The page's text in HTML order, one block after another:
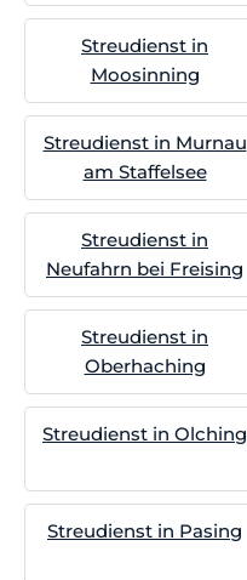
Streudienst in
Moosinning
Streudienst in Murnau
am Staffelsee
Streudienst in
Neufahrn bei Freising
Streudienst in
Oberhaching
Streudienst in Olching
Streudienst in Pasing